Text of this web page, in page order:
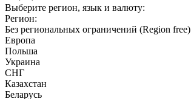
Выберите регион, язык и валюту:
Регион:
Без региональных ограничений (Region free)
Европа
Польша
Украина
СНГ
Казахстан
Беларусь